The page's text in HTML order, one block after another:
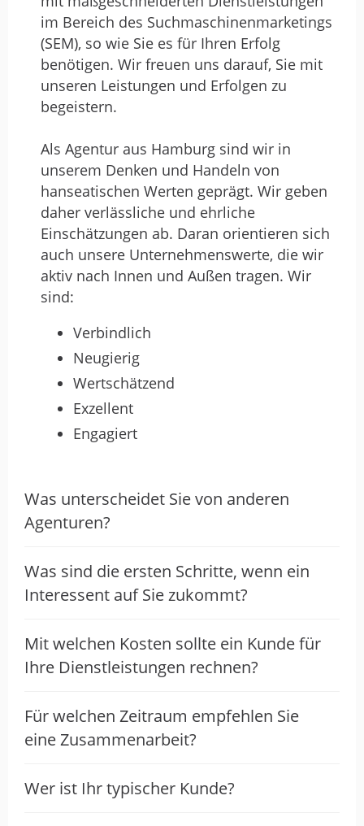
Google aktuell transformiert und wie KI-
gestützte Suchsysteme wie ChatGPT oder
Perplexity AI zunehmend an Bedeutung
gewinnen. Dass klassische Rankings an
Relevanz verlieren und Inhalte von KI neu
bewertet sowie direkt beantwortet
werden, hat unseren Auszubildenden
deutlich gemacht: Die Spielregeln im
digitalen Marketing ändern sich rasant.
Besonders wertvoll war die klare
Botschaft an zukünftige Marketingprofis:
Wer Sichtbarkeit, Reichweite und
Markenstärke sichern will, muss jetzt
handeln. Gleichzeitig eröffnen sich
enorme Chancen, da KI-basierte Suche
präziser denn je relevante Zielgruppen
erreicht. Diese Perspektive – nicht nur die
Risiken, sondern vor allem die
strategischen Möglichkeiten – hat unsere
Lernenden motiviert und zum
Weiterdenken angeregt.
Der Vortrag hat eindrucksvoll verdeutlicht,
mitzugestalten. Für unsere
Auszubildenden war dies ein bedeutender
neu zu verstehen.
Content-Marketing
Digitales Marketing
Online-Marketing
Performance-Marketing
Social Media-Marketing
Social Media Workshop für
im Bereich des Suchmaschinenmarketings
(SEM), so wie Sie es für Ihren Erfolg
benötigen. Wir freuen uns darauf, Sie mit
unseren Leistungen und Erfolgen zu
begeistern.
Als Agentur aus Hamburg sind wir in
unserem Denken und Handeln von
hanseatischen Werten geprägt. Wir geben
daher verlässliche und ehrliche
Einschätzungen ab. Daran orientieren sich
auch unsere Unternehmenswerte, die wir
aktiv nach Innen und Außen tragen. Wir
sind:
Verbindlich
Neugierig
Wertschätzend
Exzellent
Engagiert
Was unterscheidet Sie von anderen
Agenturen?
Was sind die ersten Schritte, wenn ein
Interessent auf Sie zukommt?
Mit welchen Kosten sollte ein Kunde für
Ihre Dienstleistungen rechnen?
Für welchen Zeitraum empfehlen Sie
eine Zusammenarbeit?
Wer ist Ihr typischer Kunde?